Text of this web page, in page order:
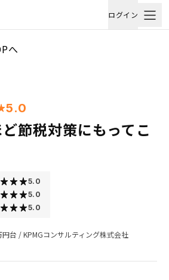
ログイン
へ
5.0
節税対策にもってこ
5.0
5.0
5.0
円台 /KPMGコンサルティング株式会社